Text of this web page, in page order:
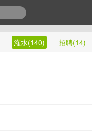
灌水(140) 招聘(14)